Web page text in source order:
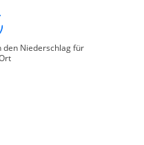
den Niederschlag für